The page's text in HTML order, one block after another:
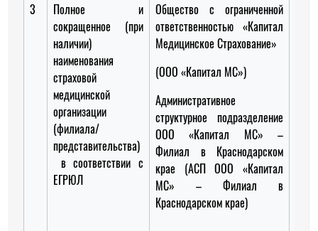
3
Полное и
сокращенное (при
наличии)
наименования
страховой
медицинской
организации
(филиала/
представительства)
в соответствии с
ЕГРЮЛ
Общество с ограниченной
ответственностью «Капитал
Медицинское Страхование»
(ООО «Капитал МС»)
Административное
структурное подразделение
ООО «Капитал МС» –
Филиал в Краснодарском
крае (АСП ООО «Капитал
МС» – Филиал в
Краснодарском крае)